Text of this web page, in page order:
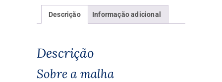
Descrição Informação adicional
Descrição
Sobre a malha